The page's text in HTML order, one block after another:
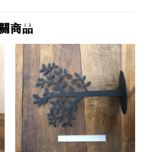
商品